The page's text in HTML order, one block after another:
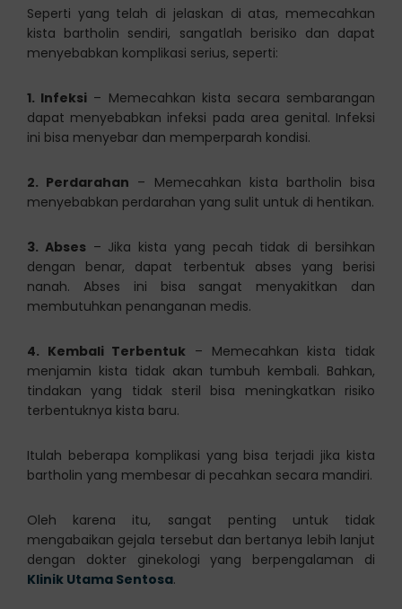
Seperti yang telah di jelaskan di atas, memecahkan
kista bartholin sendiri, sangatlah berisiko dan dapat
menyebabkan komplikasi serius, seperti:
1. Infeksi – Memecahkan kista secara sembarangan
dapat menyebabkan infeksi pada area genital. Infeksi
ini bisa menyebar dan memperparah kondisi.
2. Perdarahan – Memecahkan kista bartholin bisa
menyebabkan perdarahan yang sulit untuk di hentikan.
3. Abses– Jika kista yang pecah tidak di bersihkan
dengan benar, dapat terbentuk abses yang berisi
nanah. Abses ini bisa sangat menyakitkan dan
membutuhkan penanganan medis.
4. Kembali Terbentuk – Memecahkan kista tidak
menjamin kista tidak akan tumbuh kembali. Bahkan,
tindakan yang tidak steril bisa meningkatkan risiko
terbentuknya kista baru.
Itulah beberapa komplikasi yang bisa terjadi jika kista
bartholin yang membesar di pecahkan secara mandiri.
Oleh karena itu, sangat penting untuk tidak
mengabaikan gejala tersebut dan bertanya lebih lanjut
dengan dokter ginekologi yang berpengalaman di
Klinik Utama Sentosa.